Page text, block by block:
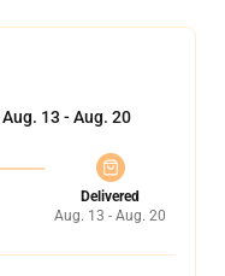
Aug. 13 - Aug. 20
Delivered
Aug. 13 - Aug. 20